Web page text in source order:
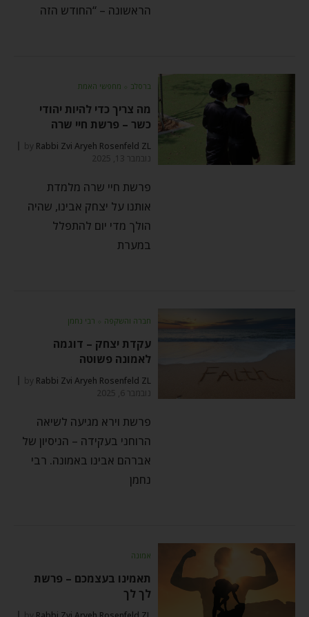
הראשונה – “החודש הזה
ברסלב ⬦ מחפשי האמת
מה צריך כדי להיות יהודי
כשר – פרשת חיי שרה
by Rabbi Zvi Aryeh Rosenfeld ZL
נובמבר 13, 2025
פרשת חיי שרה מלמדת
אותנו על יצחק אבינו, שהיה
הולך מדי יום להתפלל
במערת
חברה והשקפה ⬦ רבי נחמן
עקדת יצחק – דוגמה
לאמונה פשוטה
by Rabbi Zvi Aryeh Rosenfeld ZL
נובמבר 6, 2025
פרשת וירא מגיעה לשיאה
הרוחני בעקידה – הניסיון של
אברהם אבינו באמונה. רבי
נחמן
אמונה
תאמינו בעצמכם – פרשת
לך לך